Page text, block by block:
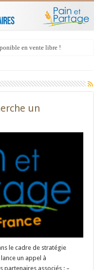
en vente libre !
un
le cadre de stratégie
un appel à
partenaires associés : –